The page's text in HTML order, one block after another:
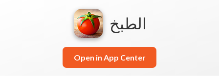
الطبخ
Open in App Center